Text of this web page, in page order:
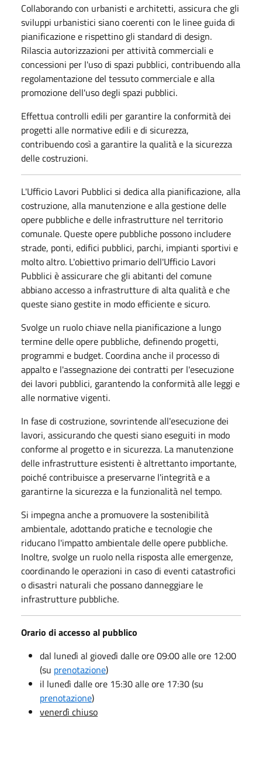
Collaborando con urbanisti e architetti, assicura che gli
sviluppi urbanistici siano coerenti con le linee guida di
pianificazione e rispettino gli standard di design.
Rilascia autorizzazioni per attività commerciali e
concessioni per l'uso di spazi pubblici, contribuendo alla
regolamentazione del tessuto commerciale e alla
promozione dell'uso degli spazi pubblici.
Effettua controlli edili per garantire la conformità dei
progetti alle normative edili e di sicurezza,
contribuendo così a garantire la qualità e la sicurezza
delle costruzioni.
L'Ufficio Lavori Pubblici si dedica alla pianificazione, alla
costruzione, alla manutenzione e alla gestione delle
opere pubbliche e delle infrastrutture nel territorio
comunale. Queste opere pubbliche possono includere
strade, ponti, edifici pubblici, parchi, impianti sportivi e
molto altro. L'obiettivo primario dell'Ufficio Lavori
Pubblici è assicurare che gli abitanti del comune
abbiano accesso a infrastrutture di alta qualità e che
queste siano gestite in modo efficiente e sicuro.
Svolge un ruolo chiave nella pianificazione a lungo
termine delle opere pubbliche, definendo progetti,
programmi e budget. Coordina anche il processo di
appalto e l'assegnazione dei contratti per l'esecuzione
dei lavori pubblici, garantendo la conformità alle leggi e
alle normative vigenti.
In fase di costruzione, sovrintende all'esecuzione dei
lavori, assicurando che questi siano eseguiti in modo
conforme al progetto e in sicurezza. La manutenzione
delle infrastrutture esistenti è altrettanto importante,
poiché contribuisce a preservarne l'integrità e a
garantirne la sicurezza e la funzionalità nel tempo.
Si impegna anche a promuovere la sostenibilità
ambientale, adottando pratiche e tecnologie che
riducano l'impatto ambientale delle opere pubbliche.
Inoltre, svolge un ruolo nella risposta alle emergenze,
coordinando le operazioni in caso di eventi catastrofici
o disastri naturali che possano danneggiare le
infrastrutture pubbliche.
Orario di accesso al pubblico
dal lunedì al giovedì dalle ore 09:00 alle ore 12:00
(su prenotazione)
il lunedì dalle ore 15:30 alle ore 17:30 (su
prenotazione)
venerdì chiuso